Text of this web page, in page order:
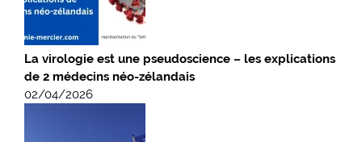
La virologie est une pseudoscience – les explications
de 2 médecins néo-zélandais
02/04/2026